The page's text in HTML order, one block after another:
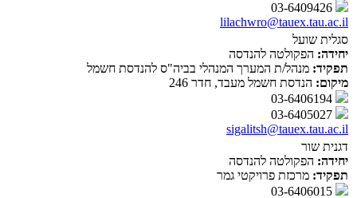
lilachwro@tauex.tau.ac.il
סגלית שועל
יחידה: הפקולטה להנדסה
תפקיד: מנהל/ת המערך המנהלי בביה"ס להנדסת חשמל
מיקום: הנדסת חשמל מעבד, חדר 246
sigalitsh@tauex.tau.ac.il
דגנית שור
יחידה: הפקולטה להנדסה
תפקיד: מרכזת פרויקטי גמר